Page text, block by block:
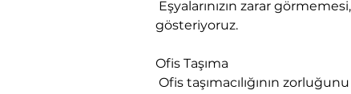
gösteriyoruz.
Ofis Taşıma